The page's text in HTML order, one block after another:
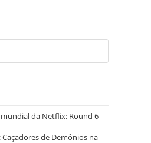
da Netflix: Round 6
de Demônios na